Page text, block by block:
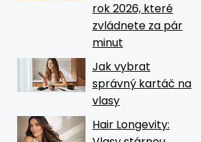
rok 2026, které
zvládnete za pár
minut
Jak vybrat
správný kartáč na
vlasy
Hair Longevity: